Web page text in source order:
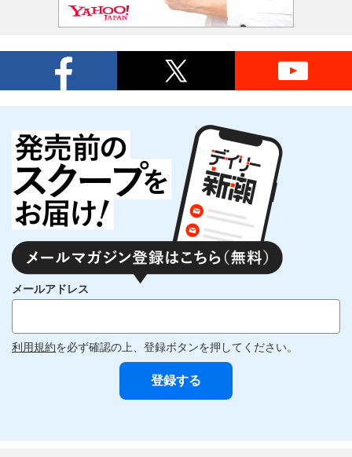
メールアドレス
利用規約を必ず確認の上、登録ボタンを押してください。